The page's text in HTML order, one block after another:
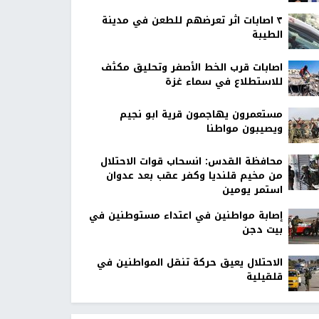
٣ اصابات اثر تعرضهم للطعن في مدينة
الطيبة
اصابات قرب الخط الأصفر وتحليق مكثف
للاستطلاع في سماء غزة
مستعمرون يهاجمون قرية ابو نجيم
ويصيبون مواطنا
محافظة القدس: انسحاب قوات الاحتلال
من مخيم قلنديا وكفر عقب بعد عدوان
استمر يومين
إصابة مواطنين في اعتداء مستوطنين في
بيت دجن
الاحتلال يعيق حركة تنقل المواطنين في
قلقيلية